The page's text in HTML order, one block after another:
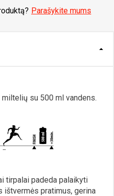
Parašykite mums
su 500 ml vandens.
tirpalai padeda palaikyti
ištvermės pratimus, gerina